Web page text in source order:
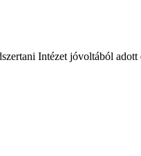
Intézet jóvoltából